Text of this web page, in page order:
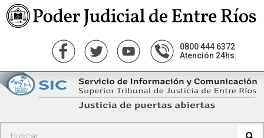
0800 444 6372
Atención 24hs.